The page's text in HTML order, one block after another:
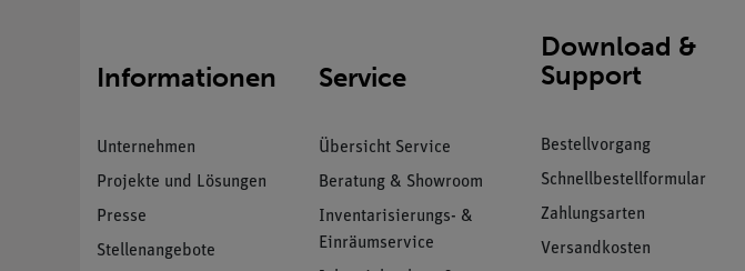
Informationen
Unternehmen
Projekte und Lösungen
Presse
Stellenangebote
Service
Übersicht Service
Beratung & Showroom
Inventarisierungs- &
Einräumservice
Download &
Support
Bestellvorgang
Schnellbestellformular
Zahlungsarten
Versandkosten